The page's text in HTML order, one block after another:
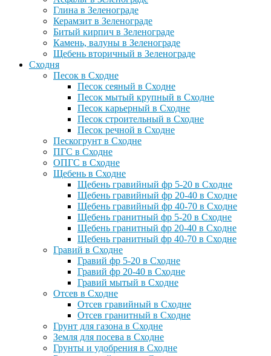
Глина в Зеленограде
Керамзит в Зеленограде
Битый кирпич в Зеленограде
Камень, валуны в Зеленограде
Щебень вторичный в Зеленограде
Сходня
Песок в Сходне
Песок сеяный в Сходне
Песок мытый крупный в Сходне
Песок карьерный в Сходне
Песок строительный в Сходне
Песок речной в Сходне
Пескогрунт в Сходне
ПГС в Сходне
ОПГС в Сходне
Щебень в Сходне
Щебень гравийный фр 5-20 в Сходне
Щебень гравийный фр 20-40 в Сходне
Щебень гравийный фр 40-70 в Сходне
Щебень гранитный фр 5-20 в Сходне
Щебень гранитный фр 20-40 в Сходне
Щебень гранитный фр 40-70 в Сходне
Гравий в Сходне
Гравий фр 5-20 в Сходне
Гравий фр 20-40 в Сходне
Гравий мытый в Сходне
Отсев в Сходне
Отсев гравийный в Сходне
Отсев гранитный в Сходне
Грунт для газона в Сходне
Земля для посева в Сходне
Грунты и удобрения в Сходне